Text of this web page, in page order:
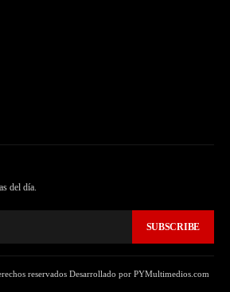
del día.
SUBSCRIBE
reservados Desarrollado por PYMultimedios.com